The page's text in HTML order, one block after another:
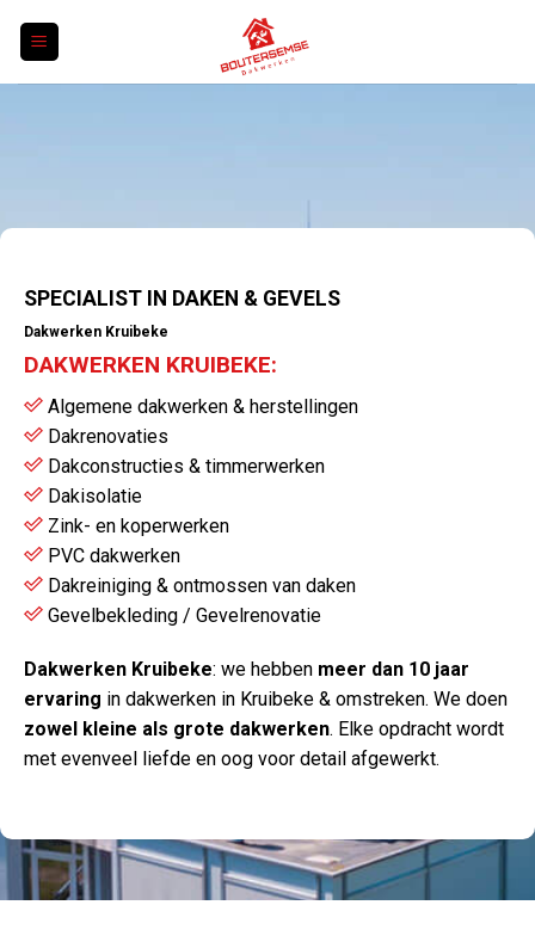
SPECIALIST IN DAKEN & GEVELS
Dakwerken Kruibeke
DAKWERKEN KRUIBEKE:
Algemene dakwerken & herstellingen
Dakrenovaties
Dakconstructies & timmerwerken
Dakisolatie
Zink- en koperwerken
PVC dakwerken
Dakreiniging & ontmossen van daken
Gevelbekleding / Gevelrenovatie
Dakwerken Kruibeke: we hebben meer dan 10 jaar
ervaring in dakwerken in Kruibeke & omstreken. We doen
zowel kleine als grote dakwerken. Elke opdracht wordt
met evenveel liefde en oog voor detail afgewerkt.